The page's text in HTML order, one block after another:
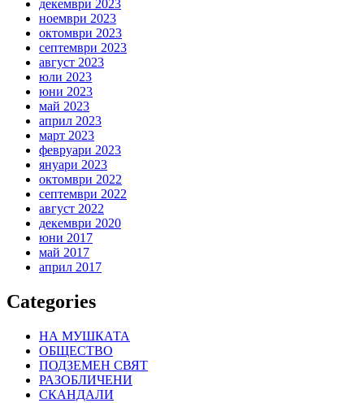
декември 2023
ноември 2023
октомври 2023
септември 2023
август 2023
юли 2023
юни 2023
май 2023
април 2023
март 2023
февруари 2023
януари 2023
октомври 2022
септември 2022
август 2022
декември 2020
юни 2017
май 2017
април 2017
Categories
НА МУШКАТА
ОБЩЕСТВО
ПОДЗЕМЕН СВЯТ
РАЗОБЛИЧЕНИ
СКАНДАЛИ